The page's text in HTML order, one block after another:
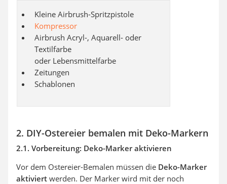
Kleine Airbrush-Spritzpistole
Kompressor
Airbrush Acryl-, Aquarell- oder
Textilfarbe
oder Lebensmittelfarbe
Zeitungen
Schablonen
2. DIY-Ostereier bemalen mit Deko-Markern
2.1. Vorbereitung: Deko-Marker aktivieren
Vor dem Ostereier-Bemalen müssen die Deko-Marker
aktiviert werden. Der Marker wird mit der noch